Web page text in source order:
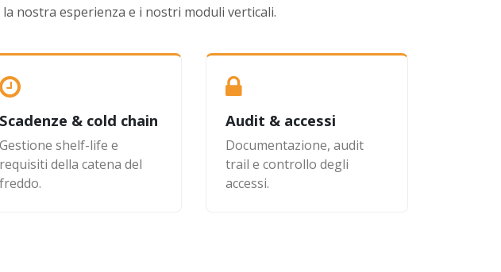
nostra esperienza e i nostri moduli verticali.
Scadenze & cold chain
Gestione shelf-life e
requisiti della catena del
freddo.
Audit & accessi
Documentazione, audit
trail e controllo degli
accessi.